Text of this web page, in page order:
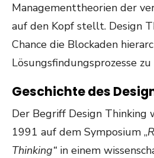
Managementtheorien der
auf den Kopf stellt. Design
Chance die Blockaden
Lösungsfindungsprozesse
Geschichte des
Der Begriff Design Thinking
1991 auf dem Symposium „
Thinking“ in einem